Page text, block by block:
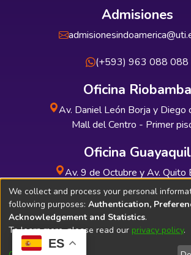
ES
Admisiones
(+593) 963 088 088
Oficina Riobamba
Av. Daniel León Borja y Diego
Mall del Centro - Primer
Oficina Guayaquil
Av. 9 de Octubre y Av. Quito
INDUAUTO - Planta
Soporte Técnico
We collect and process your personal
following purposes: Authentication,
Acknowledgement and Statistics.
To learn more, please read our privacy policy.